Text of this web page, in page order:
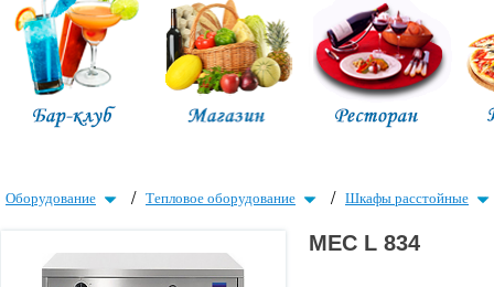
Оборудование / Тепловое оборудование / Шкафы расстойные
MEC L 834